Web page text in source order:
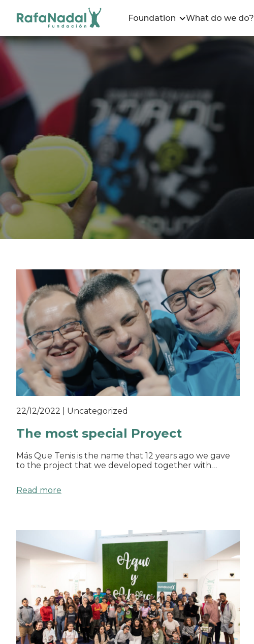
Foundation What do we do?
22/12/2022 Uncategorized
The most special Proyect
Más Que Tenis is the name that 12 years ago we gave
to the project that we developed together with…
Read more